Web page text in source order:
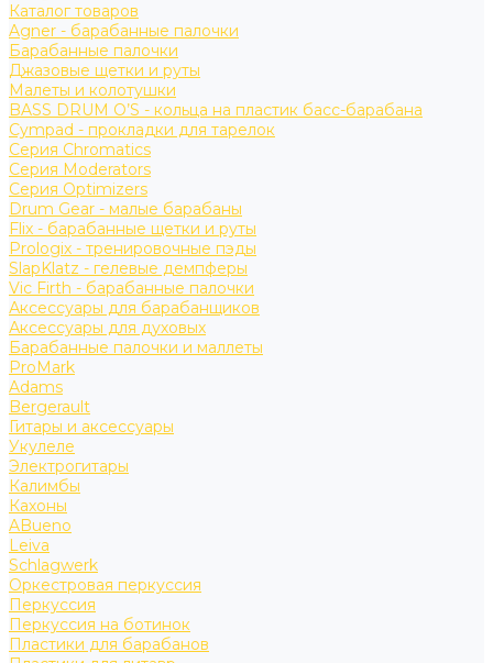
Каталог товаров
Agner - барабанные палочки
Барабанные палочки
Джазовые щетки и руты
Малеты и колотушки
BASS DRUM O’S - кольца на пластик басс-барабана
Cympad - прокладки для тарелок
Серия Chromatics
Серия Moderators
Серия Optimizers
Drum Gear - малые барабаны
Flix - барабанные щетки и руты
Prologix - тренировочные пэды
SlapKlatz - гелевые демпферы
Vic Firth - барабанные палочки
Аксессуары для барабанщиков
Аксессуары для духовых
Барабанные палочки и маллеты
ProMark
Adams
Bergerault
Гитары и аксессуары
Укулеле
Электрогитары
Калимбы
Кахоны
ABueno
Leiva
Schlagwerk
Оркестровая перкуссия
Перкуссия
Перкуссия на ботинок
Пластики для барабанов